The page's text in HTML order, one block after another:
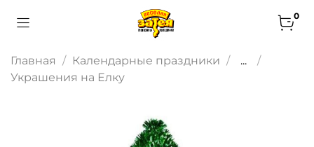
0
Главная Календарные праздники
...
Украшения на Елку